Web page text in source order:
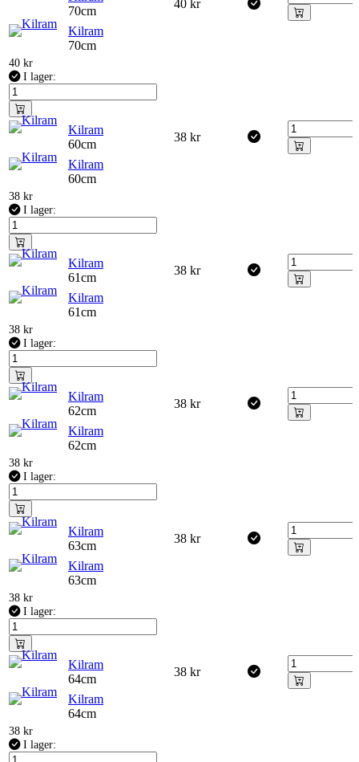
70cm
40 kr
Kilram
70cm
40 kr
I lager:
Kilram
60cm
38 kr
Kilram
60cm
38 kr
I lager:
Kilram
61cm
38 kr
Kilram
61cm
38 kr
I lager:
Kilram
62cm
38 kr
Kilram
62cm
38 kr
I lager:
Kilram
63cm
38 kr
Kilram
63cm
38 kr
I lager:
Kilram
64cm
38 kr
Kilram
64cm
38 kr
I lager: